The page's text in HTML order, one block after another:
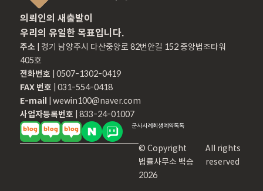
의뢰인의 새출발이
우리의 유일한 목표입니다.
주소
| 경기 남양주시 다산중앙로 82번안길 152 중앙법조타워
405호
전화번호 | 0507-1302-0419
FAX 번호
| 031-554-0418
E-mail
| wewin100@naver.com
사업자등록번호
| 833-24-01007
군사사례 회생예약톡톡
© Copyright
법률사무소 백승
2026
All rights
reserved